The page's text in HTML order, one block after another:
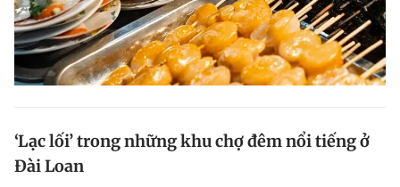
‘Lạc lối’ trong những khu chợ đêm nổi tiếng ở
Đài Loan